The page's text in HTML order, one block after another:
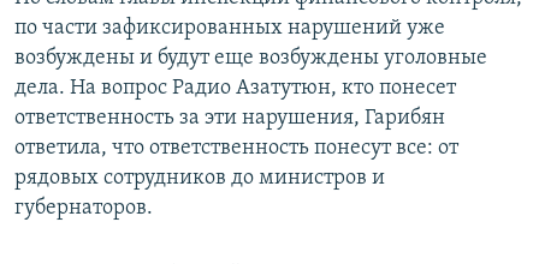
по части зафиксированных нарушений уже
возбуждены и будут еще возбуждены уголовные
дела. На вопрос Радио Азатутюн, кто понесет
ответственность за эти нарушения, Гарибян
ответила, что ответственность понесут все: от
рядовых сотрудников до министров и
губернаторов.